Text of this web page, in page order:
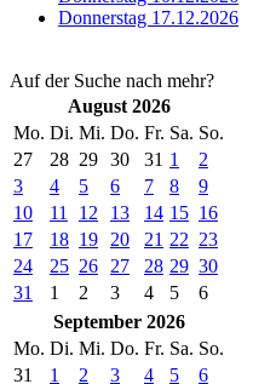
Donnerstag 17.12.2026
Auf der Suche nach mehr?
August 2026
Mo. Di. Mi. Do. Fr. Sa. So.
27
28 29 30 31 1
2
3
4 5 6 7 8
9
10
11 12 13 14 15 16
17
18 19 20 21 22 23
24
25 26 27 28 29 30
31
1 2 3 4 5
6
September 2026
Mo. Di. Mi. Do. Fr. Sa. So.
31
1 2 3 4 5
6